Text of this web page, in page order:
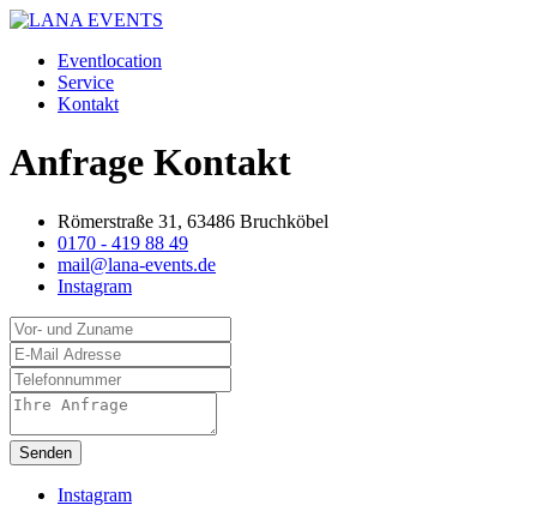
Eventlocation
Service
Kontakt
Anfrage Kontakt
Römerstraße 31, 63486 Bruchköbel
0170 - 419 88 49
mail@lana-events.de
Instagram
Instagram